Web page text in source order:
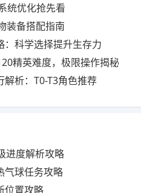
统优化抢先看
装备搭配指南
：科学选择提升生存力
精英难度，极限操作揭秘
解析：T0-T3角色推荐
进度解析攻略
气球任务攻略
位置攻略